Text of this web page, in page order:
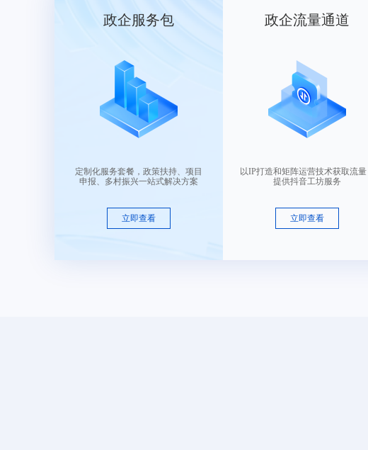
政企服务包
定制化服务套餐，政策扶持、项目
申报、多村振兴一站式解决方案
立即查看
政企流量通道
以IP打造和矩阵运营技术获取流量
提供抖音工坊服务
立即查看
2.15字母组合-02